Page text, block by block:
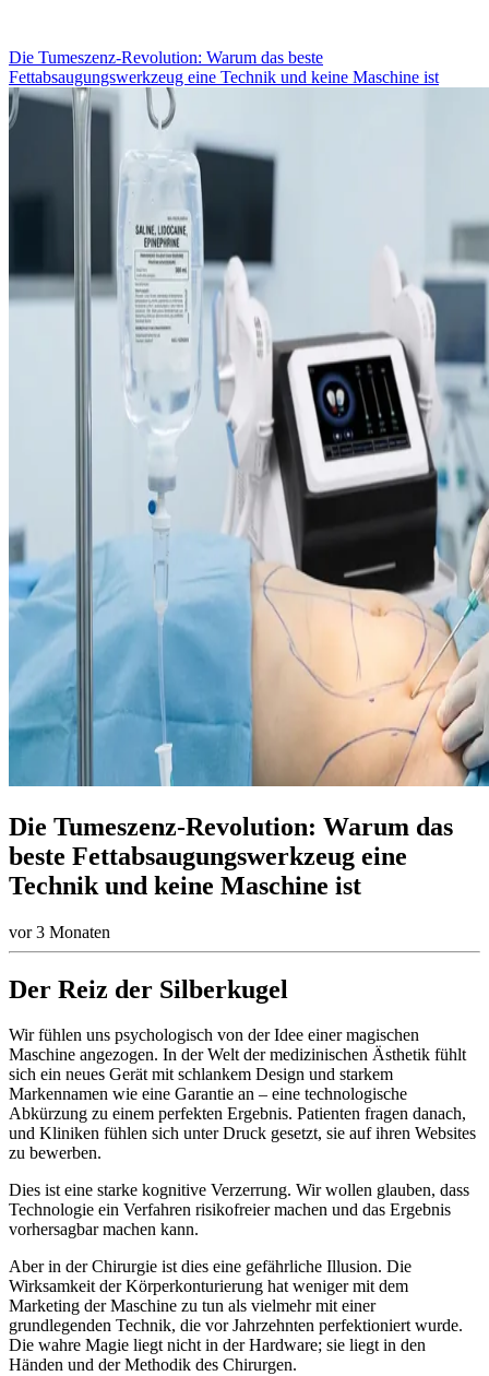
Die Tumeszenz-Revolution: Warum das beste
Fettabsaugungswerkzeug eine Technik und keine Maschine ist
Die Tumeszenz-Revolution: Warum das
beste Fettabsaugungswerkzeug eine
Technik und keine Maschine ist
vor 3 Monaten
Der Reiz der Silberkugel
Wir fühlen uns psychologisch von der Idee einer magischen
Maschine angezogen. In der Welt der medizinischen Ästhetik fühlt
sich ein neues Gerät mit schlankem Design und starkem
Markennamen wie eine Garantie an – eine technologische
Abkürzung zu einem perfekten Ergebnis. Patienten fragen danach,
und Kliniken fühlen sich unter Druck gesetzt, sie auf ihren Websites
zu bewerben.
Dies ist eine starke kognitive Verzerrung. Wir wollen glauben, dass
Technologie ein Verfahren risikofreier machen und das Ergebnis
vorhersagbar machen kann.
Aber in der Chirurgie ist dies eine gefährliche Illusion. Die
Wirksamkeit der Körperkonturierung hat weniger mit dem
Marketing der Maschine zu tun als vielmehr mit einer
grundlegenden Technik, die vor Jahrzehnten perfektioniert wurde.
Die wahre Magie liegt nicht in der Hardware; sie liegt in den
Händen und der Methodik des Chirurgen.